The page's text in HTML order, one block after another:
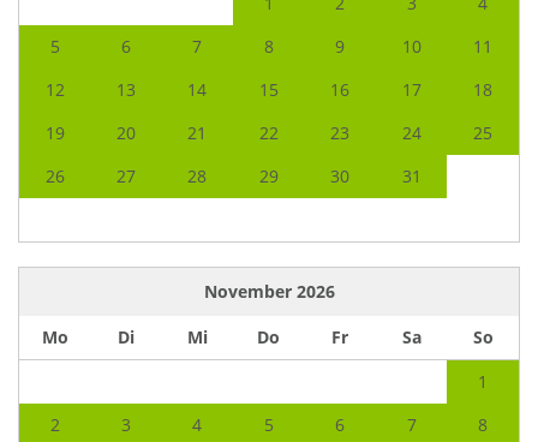
5
6 7 8 9 10
11
12
13 14 15 16 17
18
19
20 21 22 23 24
25
26
27 28 29 30 31
November 2026
Mo
Di Mi Do Fr Sa
So
1
2
3 4 5 6 7 8